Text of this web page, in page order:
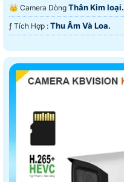
👑 Camera Dòng Thân Kim loại.
️ƒ Tích Hợp : Thu Âm Và Loa.